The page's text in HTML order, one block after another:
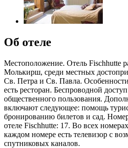
Об отеле
Местоположение. Отель Fischhutte
Молькирш, среди местных
Св. Петра и Св. Павла.
есть ресторан. Беспроводной
общественного пользования.
включают следующее: помощь
бронированию билетов и сад.
отеле Fischhutte: 17. Во всех
каждом номере есть телевизор с
спутниковых каналов.